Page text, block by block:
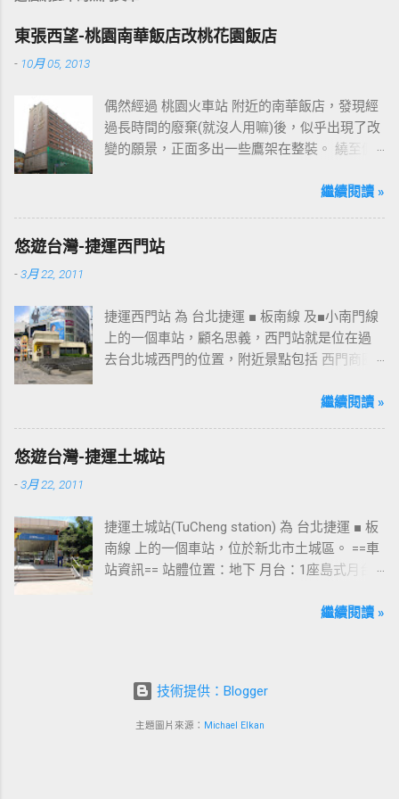
東張西望-桃園南華飯店改桃花園飯店
- 10月 05, 2013
偶然經過 桃園火車站 附近的南華飯店，發現經
過長時間的廢棄(就沒人用嘛)後，似乎出現了改
變的願景，正面多出一些鷹架在整裝。 繞至側
桃園的民眾又有一個聚餐旅遊的好去處囉!!但今
趴走將持續為讀者們追蹤其動態消息，請各位
開始期待開幕日的來臨吧！ 南華飯店施工中現
繼續閱讀 »
悠遊台灣-捷運西門站
-3月 22, 2011
捷運西門站 為 台北捷運 ■ 板南線 及■小南門線
上的一個車站，顧名思義，西門站就是位在過
去台北城西門的位置，附近景點包括 西門商圈
圖中的六號出口，因位處 西門商圈 之入口，成
等候的標的物，也是是最容易堵塞的出口。 捷
運西門站六號出口&西門町商圈 板南線上車站 [
站 ] - [ 龍山寺站 ] - [ 西門站 ] - [ 台北車站 ] - [
善導寺站 ] - [ 忠孝新生站 ] - [ 忠孝復興站 ] - [
忠孝敦化站 ] - [ 國父紀念館站 ] - [ 市政府站
繼續閱讀 »
悠遊台灣-捷運土城站
-3月 22, 2011
捷運土城站(TuCheng station) 為 台北捷運 ■ 板
南線 上的一個車站，位於新北市土城區。 ==車
站資訊== 站體位置：地下 月台：1座島式月台
站 ] ---->往 板橋站 、 台北車站 、 南港展覽館
寺站 ] - [ 西門站 ] - [ 台北車站 ] - [ 善導寺站 ] -
[ 忠孝新生站 ] - [ 忠孝復興站 ] - [ 忠孝敦化站
繼續閱讀 »
技術提供：Blogger
主題圖片來源： Michael Elkan